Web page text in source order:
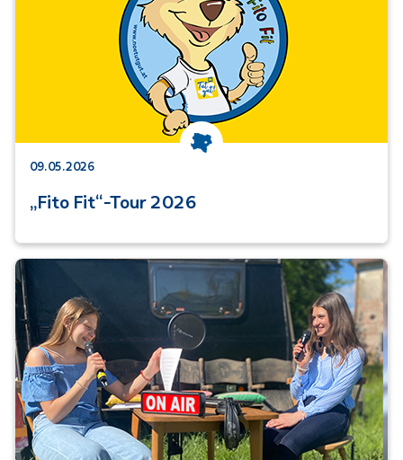
Kategorie: Niederösterreich
09.05.2026
„Fito Fit“-Tour 2026